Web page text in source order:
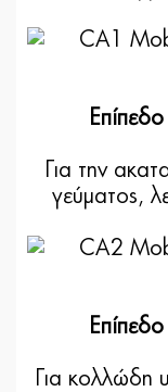
Για την
γεύματος,
Για κολλώδη